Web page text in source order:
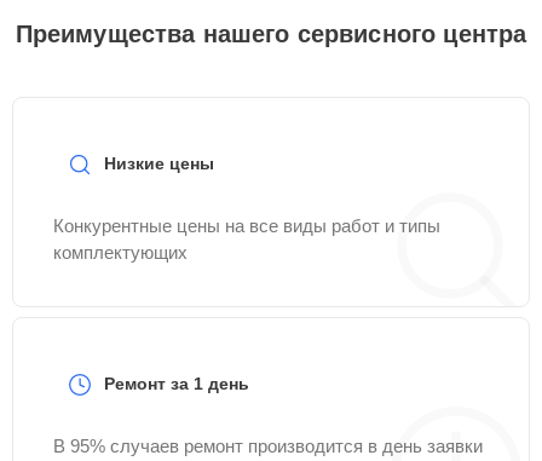
Преимущества нашего сервисного центра
Низкие цены
Конкурентные цены на все виды работ и типы
комплектующих
Ремонт за 1 день
В 95% случаев ремонт производится в день заявки